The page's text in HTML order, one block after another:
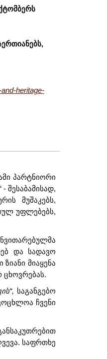
heritage-
პარტნიორი
შესაბამისად,
მუშაკებს,
უფლებებს,
და სადავო
მიაყენა
საგანგებო
ჩვენი
საფრთხე